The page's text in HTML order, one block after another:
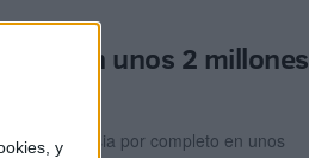
y
en unos 2 millones
la iglesia por completo en unos